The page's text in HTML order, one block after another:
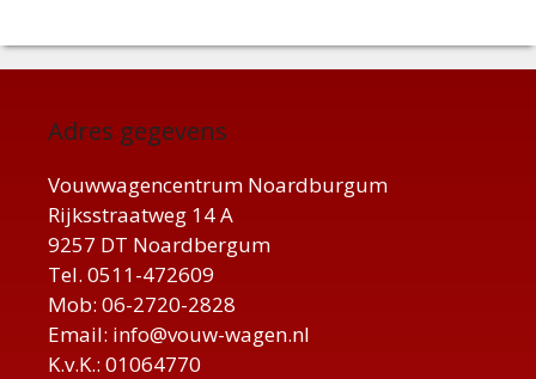
Adres gegevens
Vouwwagencentrum Noardburgum
Rijksstraatweg 14 A
9257 DT Noardbergum
Tel. 0511-472609
Mob: 06-2720-2828
Email: info@vouw-wagen.nl
K.v.K.: 01064770